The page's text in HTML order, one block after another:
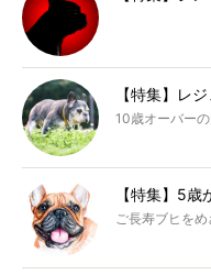
【特集】レ
10歳オーバー
【特集】5
ご長寿ブヒを